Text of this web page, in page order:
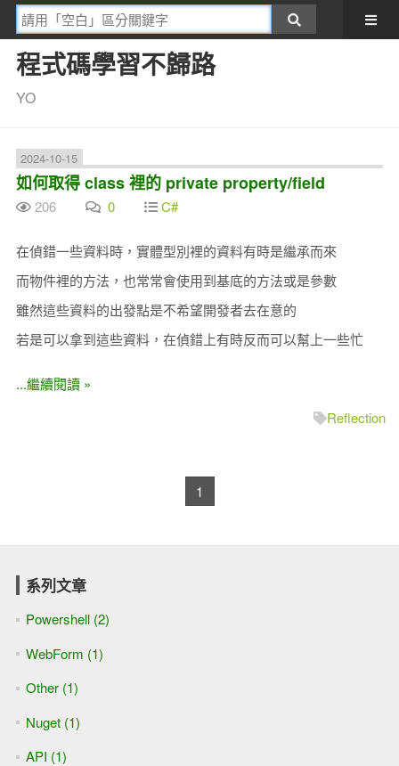
程式碼學習不歸路
YO
2024-10-15
如何取得 class 裡的 private property/field
206 0 C#
在偵錯一些資料時，實體型別裡的資料有時是繼承而來
而物件裡的方法，也常常會使用到基底的方法或是參數
雖然這些資料的出發點是不希望開發者去在意的
若是可以拿到這些資料，在偵錯上有時反而可以幫上一些忙
...繼續閱讀 »
Reflection
1
系列文章
Powershell (2)
WebForm (1)
Other (1)
Nuget (1)
API (1)